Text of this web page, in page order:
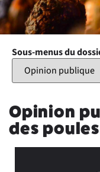
Sous-menus du
Opinion
des